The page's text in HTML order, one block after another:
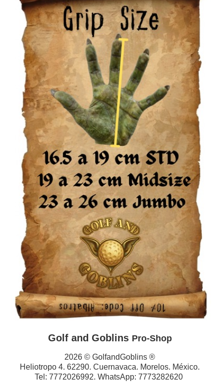
Golf and Goblins Pro-Shop
2026 © GolfandGoblins ®
Heliotropo 4. 62290. Cuernavaca. Morelos. México.
Tel: 7772026992. WhatsApp: 7773282620